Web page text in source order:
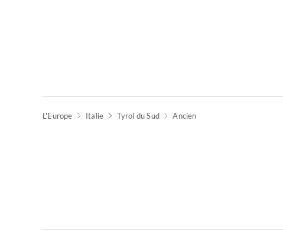
L'Europe Italie Tyrol du Sud Ancien